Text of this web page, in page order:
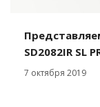
SD2082IR SL
7 октября 2019